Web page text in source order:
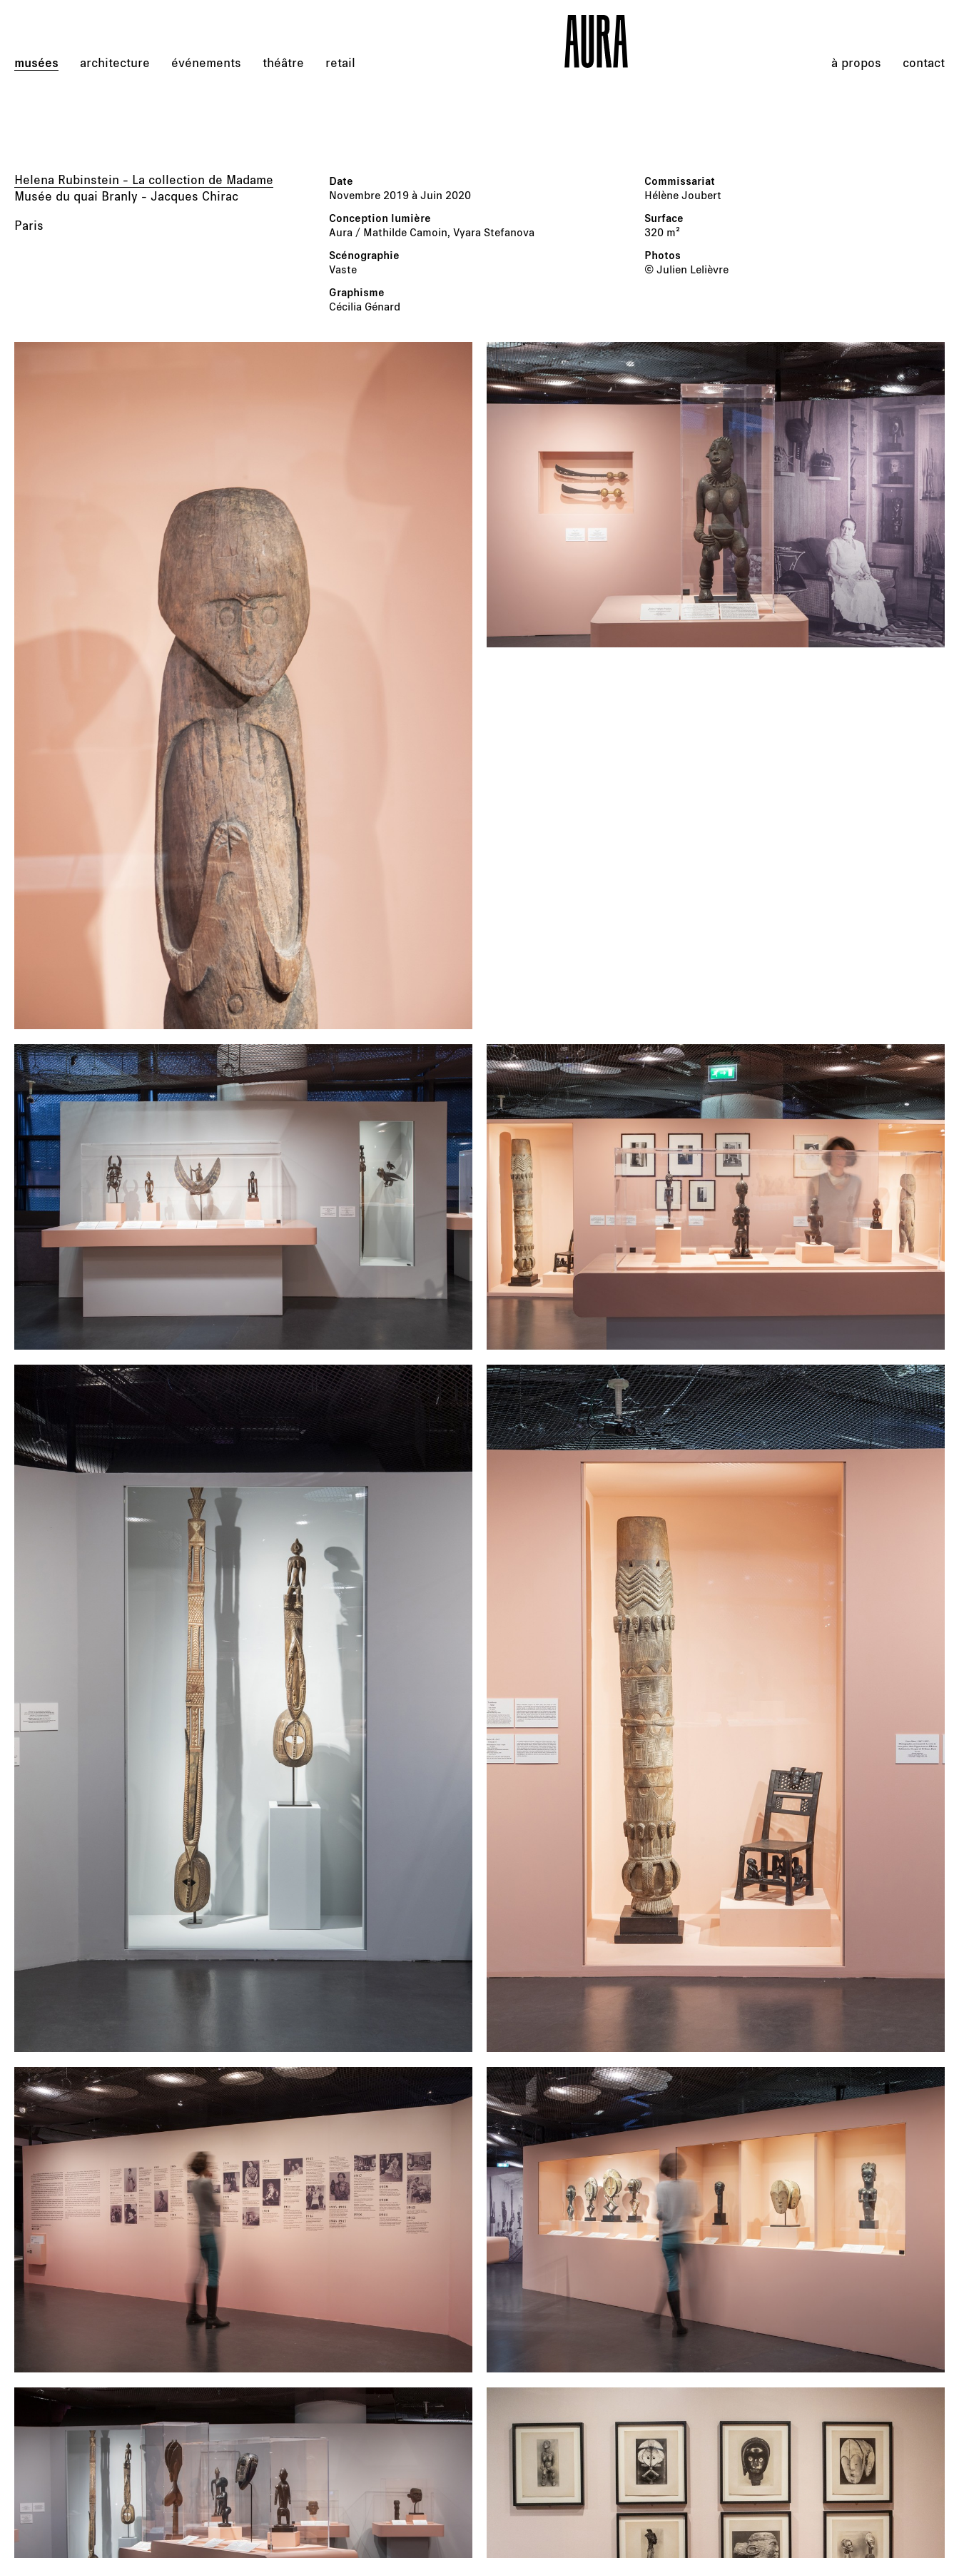
musées architecture événements théâtre retail à propos contact
Helena Rubinstein - La collection de Madame
Musée du quai Branly - Jacques Chirac
Paris
Novembre 2019 à Juin 2020
Aura / Mathilde Camoin, Vyara Stefanova
Vaste
Cécilia Génard
Hélène Joubert
320 m²
© Julien Lelièvre